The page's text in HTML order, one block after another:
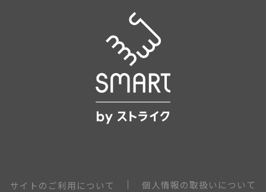
サイトのご利用について
個人情報の取扱いについて